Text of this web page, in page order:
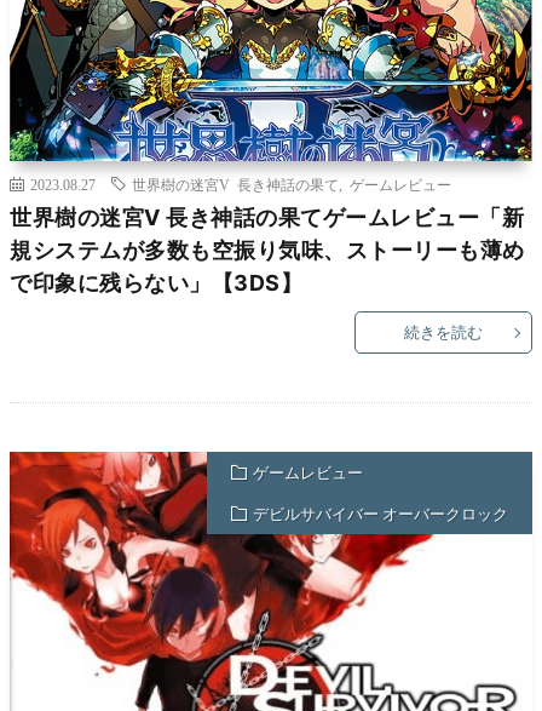
2023.08.27 世界樹の迷宮V 長き神話の果て ゲームレビュー
世界樹の迷宮V 長き神話の果てゲームレビュー「新
規システムが多数も空振り気味、ストーリーも薄め
で印象に残らない」【3DS】
続きを読む
ゲームレビュー
デビルサバイバー オーバークロック